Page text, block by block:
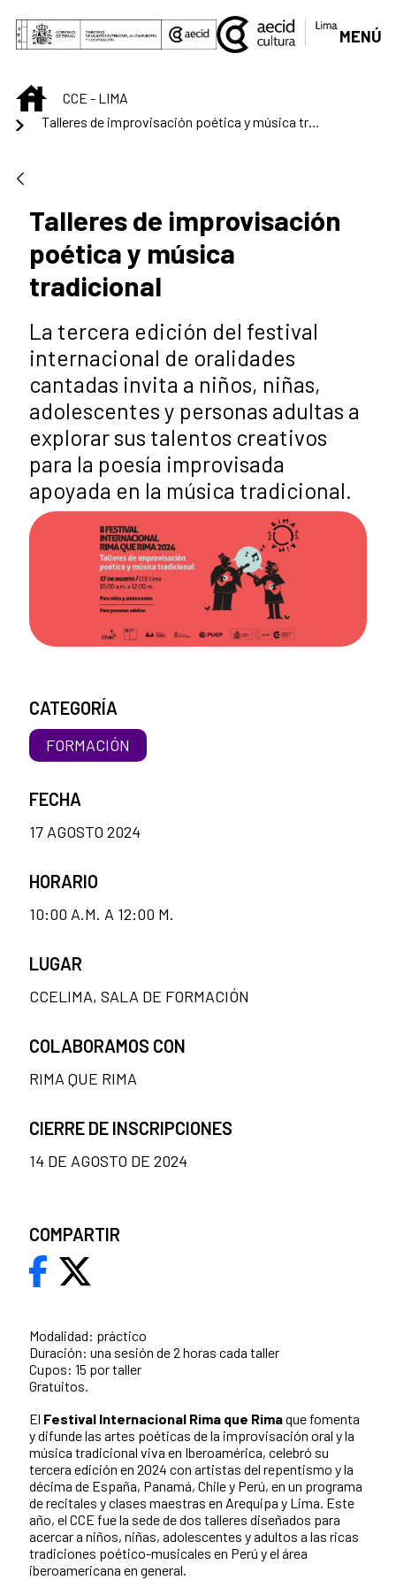
Saltar al contenido principal
MENÚ
INICIOCCE - LIMA
Talleres de improvisación poética y música tradicional
Talleres de improvisación
poética y música
tradicional
La tercera edición del festival
internacional de oralidades
cantadas invita a niños, niñas,
adolescentes y personas adultas a
explorar sus talentos creativos
para la poesía improvisada
apoyada en la música tradicional.
Modalidad: práctico
Duración: una sesión de 2 horas cada taller
Cupos: 15 por taller
Gratuitos.
El Festival Internacional Rima que Rimaque fomenta
y difunde las artes poéticas de la improvisación oral y la
música tradicional viva en Iberoamérica, celebró su
tercera edición en 2024 con artistas del repentismo y la
décima de España, Panamá, Chile y Perú, en un programa
de recitales y clases maestras en Arequipa y Lima. Este
año, el CCE fue la sede de dos talleres diseñados para
acercar a niños, niñas, adolescentes y adultos a las ricas
tradiciones poético-musicales en Perú y el área
iberoamericana en general.
CATEGORÍA
FORMACIÓN
FECHA
17 AGOSTO 2024
HORARIO
10:00 A.M. A 12:00 M.
LUGAR
CCELIMA, SALA DE FORMACIÓN
COLABORAMOS CON
RIMA QUE RIMA
CIERRE DE INSCRIPCIONES
14 DE AGOSTO DE 2024
COMPARTIR